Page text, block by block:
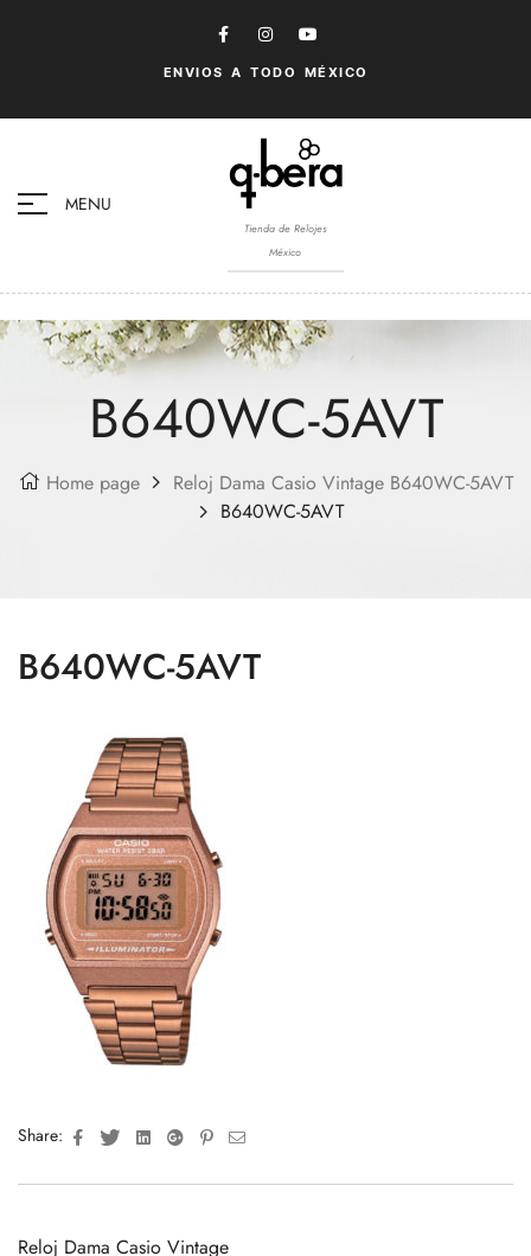
ENVIOS A TODO MÉXICO
MENU
Tienda de Relojes
México
B640WC-5AVT
Home page
Reloj Dama Casio Vintage B640WC-5AVT
B640WC-5AVT
B640WC-5AVT
Share: FacebookTwitterLinkedinGoogle+Pinterest
Email
Reloj Dama Casio Vintage